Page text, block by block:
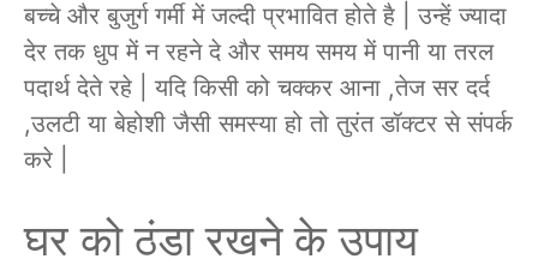
बच्चे और बुजुर्ग गर्मी में जल्दी प्रभावित होते है | उन्हें ज्यादा
देर तक धुप में न रहने दे और समय समय में पानी या तरल
पदार्थ देते रहे | यदि किसी को चक्कर आना ,तेज सर दर्द
,उलटी या बेहोशी जैसी समस्या हो तो तुरंत डॉक्टर से संपर्क
करे |
घर को ठंडा रखने के उपाय